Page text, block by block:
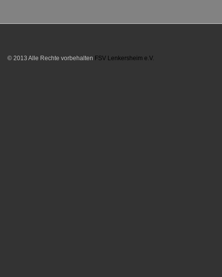
© 2013 Alle Rechte vorbehalten FSV Lenkersheim e.V.